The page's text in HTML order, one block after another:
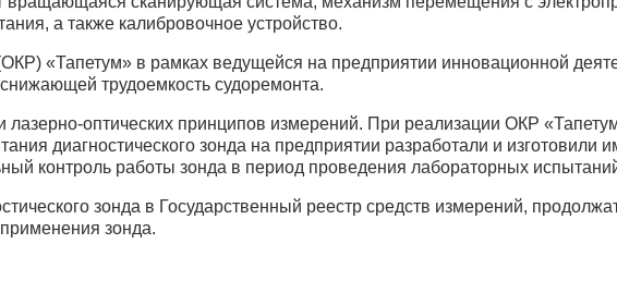
а также калибровочное устройство.
«Тапетум» в рамках ведущейся на предприятии инновационной
трудоемкость судоремонта.
лазерно-оптических принципов измерений. При реализации ОКР
диагностического зонда на предприятии разработали и изготовили
контроль работы зонда в период проведения лабораторных
зонда в Государственный реестр средств измерений,
зонда.